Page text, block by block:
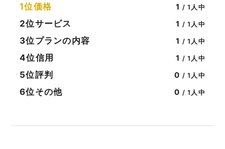
1位価格 1 / 1人中
2位サービス 1 / 1人中
3位プランの内容 1 / 1人中
4位信用 1 / 1人中
5位評判 0 / 1人中
6位その他 0 / 1人中